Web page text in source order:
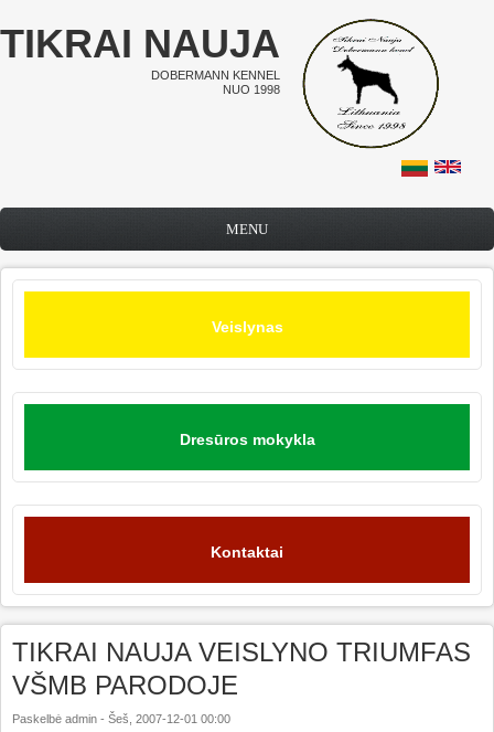
Pereiti į pagrindinį turinį
TIKRAI NAUJA
DOBERMANN KENNEL
NUO 1998
MENU
Veislynas
Dresūros mokykla
Kontaktai
TIKRAI NAUJA VEISLYNO TRIUMFAS
VŠMB PARODOJE
Paskelbė admin - Šeš, 2007-12-01 00:00